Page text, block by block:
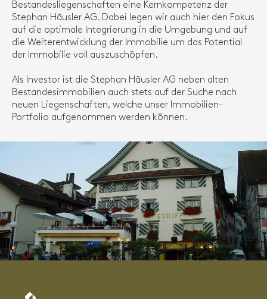
Bestandesliegenschaften eine Kernkompetenz der
Stephan Häusler AG. Dabei legen wir auch hier den Fokus
auf die optimale Integrierung in die Umgebung und auf
die Weiterentwicklung der Immobilie um das Potential
der Immobilie voll auszuschöpfen.
Als Investor ist die Stephan Häusler AG neben alten
Bestandesimmobilien auch stets auf der Suche nach
neuen Liegenschaften, welche unser Immobilien-
Portfolio aufgenommen werden können.